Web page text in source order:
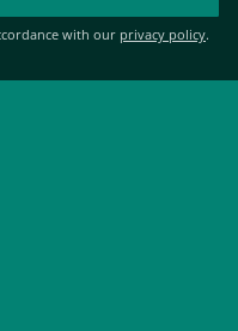
with our privacy policy.